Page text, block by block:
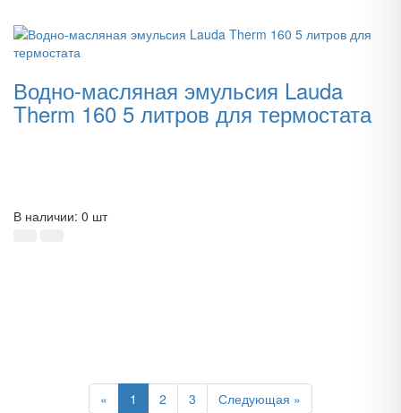
Водно-масляная эмульсия Lauda
Therm 160 5 литров для термостата
В наличии: 0 шт
« Previous
1 2 3 Следующая »